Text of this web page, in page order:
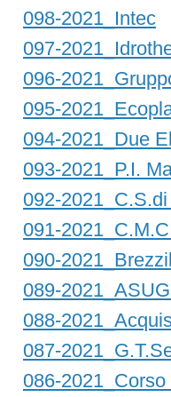
098-2021_Intec
097-
096-
095-
094-2021_Due
093-2021_P.I.
092-
091-
090-
089-
088-
087-
086-